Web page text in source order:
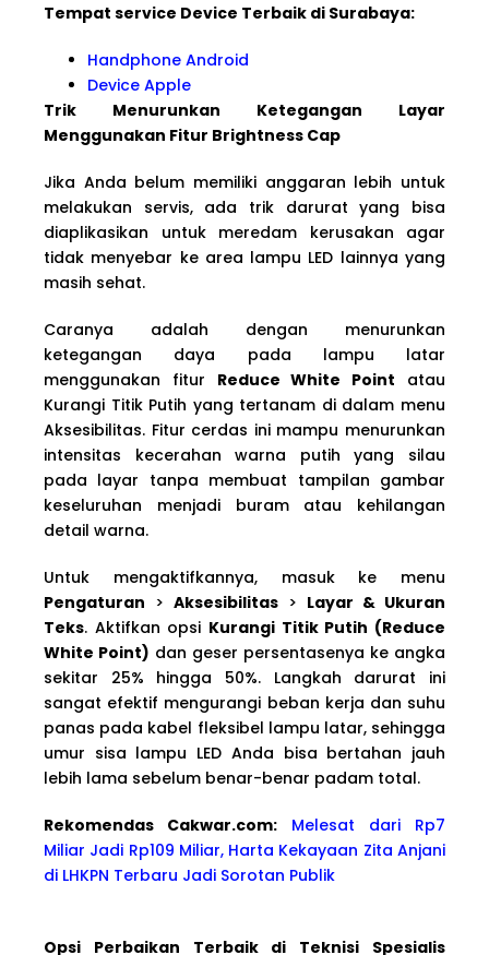
Tempat service Device Terbaik di Surabaya:
Handphone Android
Device Apple
Trik Menurunkan Ketegangan Layar
Menggunakan Fitur Brightness Cap
Jika Anda belum memiliki anggaran lebih untuk
melakukan servis, ada trik darurat yang bisa
diaplikasikan untuk meredam kerusakan agar
tidak menyebar ke area lampu LED lainnya yang
masih sehat.
Caranya adalah dengan menurunkan
ketegangan daya pada lampu latar
menggunakan fitur Reduce White Point atau
Kurangi Titik Putih yang tertanam di dalam menu
Aksesibilitas. Fitur cerdas ini mampu menurunkan
intensitas kecerahan warna putih yang silau
pada layar tanpa membuat tampilan gambar
keseluruhan menjadi buram atau kehilangan
detail warna.
Untuk mengaktifkannya, masuk ke menu
Pengaturan > Aksesibilitas > Layar & Ukuran
Teks. Aktifkan opsi Kurangi Titik Putih (Reduce
White Point) dan geser persentasenya ke angka
sekitar 25% hingga 50%. Langkah darurat ini
sangat efektif mengurangi beban kerja dan suhu
panas pada kabel fleksibel lampu latar, sehingga
umur sisa lampu LED Anda bisa bertahan jauh
lebih lama sebelum benar-benar padam total.
Rekomendas Cakwar.com: Melesat dari Rp7
Miliar Jadi Rp109 Miliar, Harta Kekayaan Zita Anjani
di LHKPN Terbaru Jadi Sorotan Publik
Opsi Perbaikan Terbaik di Teknisi Spesialis